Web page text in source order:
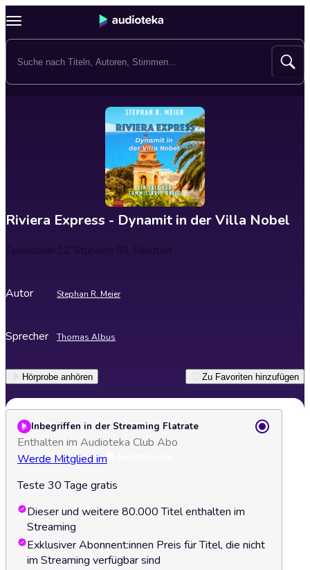
Riviera Express - Dynamit in der Villa Nobel
Spieldauer12 Stunden 51 Minuten
Autor Stephan R. Meier
Sprecher Thomas Albus
Hörprobe anhören Zu Favoriten hinzufügen
Inbegriffen in der Streaming Flatrate
Enthalten im Audioteka Club Abo
Werde Mitglied im
Teste 30 Tage gratis
Dieser und weitere 80.000 Titel enthalten im
Streaming
Exklusiver Abonnent:innen Preis für Titel, die nicht
im Streaming verfügbar sind